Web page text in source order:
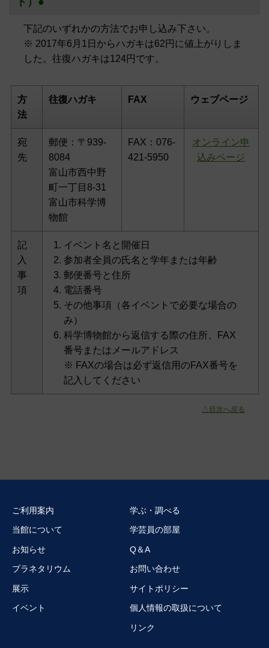
下記のいずれかの方法でお申し込み下さい。
※ 2017年6月1日からハガキは62円に値上がりしま
した。往復ハガキは124円です。
方
法
往復ハガキ FAX ウェブページ
宛
先
郵便：〒939-
8084
富山市西中野
町一丁目8-31
富山市科学博
物館
FAX：076-
421-5950
オンライン申
込みページ
記
入
事
項
イベント名と開催日
参加者全員の氏名と学年または年齢
郵便番号と住所
電話番号
その他事項（各イベントで必要な場合の
み）
科学博物館から返信する際の住所、FAX
番号またはメールアドレス
※ FAXの場合は必ず返信用のFAX番号を
記入してください
△目次へ戻る
ご利用案内
当館について
お知らせ
プラネタリウム
展示
イベント
学ぶ・調べる
学芸員の部屋
Q＆A
お問い合わせ
サイトポリシー
個人情報の取扱について
リンク